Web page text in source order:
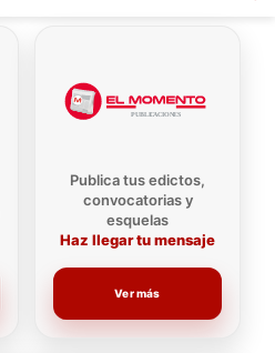
Publica tus edictos,
convocatorias y
esquelas
Haz llegar tu mensaje
Ver más